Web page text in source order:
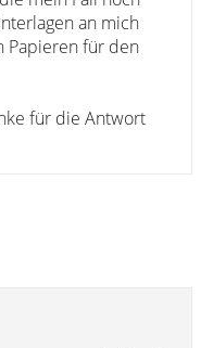
an mich
Papieren für den
für die Antwort